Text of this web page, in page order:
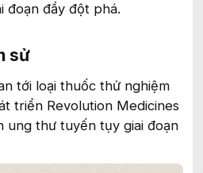
đoạn đầy đột phá.
sử​
tới loại thuốc thử nghiệm
triển Revolution Medicines
ung thư tuyến tụy giai đoạn